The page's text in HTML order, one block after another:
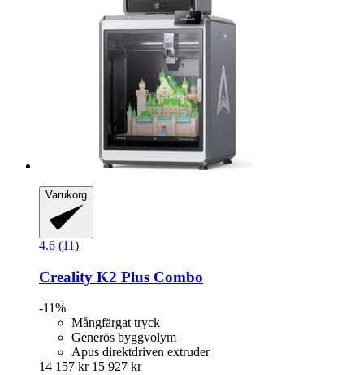
Varukorg
4.6 (11)
Creality K2 Plus Combo
-11%
Mångfärgat tryck
Generös byggvolym
Apus direktdriven extruder
14 157 kr 15 927 kr